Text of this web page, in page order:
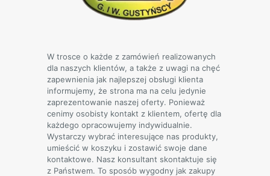
stronie
produktu
W trosce o każde z zamówień realizowanych
dla naszych klientów, a także z uwagi na chęć
zapewnienia jak najlepszej obsługi klienta
informujemy, że strona ma na celu jedynie
zaprezentowanie naszej oferty. Ponieważ
cenimy osobisty kontakt z klientem, ofertę dla
każdego opracowujemy indywidualnie.
Wystarczy wybrać interesujące nas produkty,
umieścić w koszyku i zostawić swoje dane
kontaktowe. Nasz konsultant skontaktuje się
z Państwem. To sposób wygodny jak zakupy